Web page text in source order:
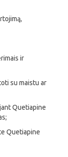
ir
su maistu ar
Quetiapine
Quetiapine